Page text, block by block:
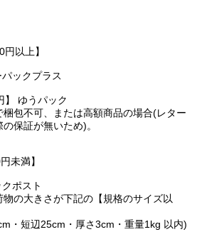
以上】
ックプラス
】 ゆうパック
包不可、または高額商品の場合(レター
保証が無いため)。
未満】
ポスト
の大きさが下記の【規格のサイズ以
・短辺25cm・厚さ3cm・重量1kg 以内)